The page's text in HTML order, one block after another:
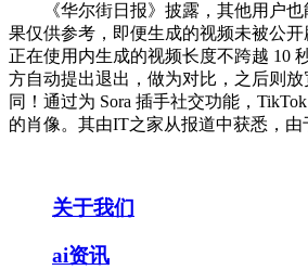
《华尔街日报》披露，其他用户也
果仅供参考，即便生成的视频未被公
正在使用内生成的视频长度不跨越 10
方自动提出退出，做为对比，之后则
同！通过为 Sora 插手社交功能，
的肖像。其由IT之家从报道中获悉，
关于我们
ai资讯